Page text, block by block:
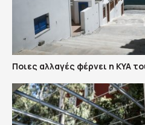
Ποιες αλλαγές φέρνει η ΚΥΑ